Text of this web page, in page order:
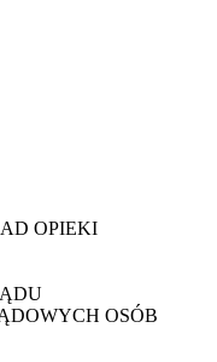
OPIEKI
OSÓB